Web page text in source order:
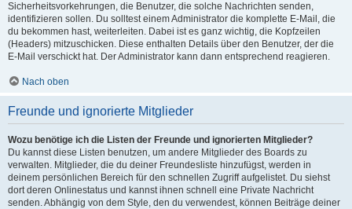
Sicherheitsvorkehrungen, die Benutzer, die solche Nachrichten senden,
identifizieren sollen. Du solltest einem Administrator die komplette E-Mail, die
du bekommen hast, weiterleiten. Dabei ist es ganz wichtig, die Kopfzeilen
(Headers) mitzuschicken. Diese enthalten Details über den Benutzer, der die
E-Mail verschickt hat. Der Administrator kann dann entsprechend reagieren.
Nach oben
Freunde und ignorierte Mitglieder
Wozu benötige ich die Listen der Freunde und ignorierten Mitglieder?
Du kannst diese Listen benutzen, um andere Mitglieder des Boards zu
verwalten. Mitglieder, die du deiner Freundesliste hinzufügst, werden in
deinem persönlichen Bereich für den schnellen Zugriff aufgelistet. Du siehst
dort deren Onlinestatus und kannst ihnen schnell eine Private Nachricht
senden. Abhängig von dem Style, den du verwendest, können Beiträge deiner